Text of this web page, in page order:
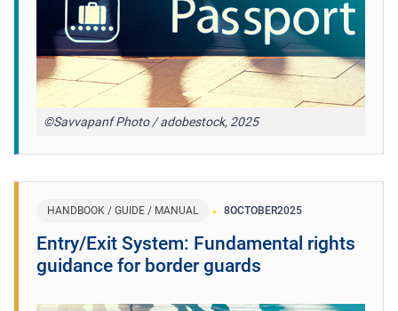
©Savvapanf Photo / adobestock, 2025
HANDBOOK / GUIDE / MANUAL 8OCTOBER2025
Entry/Exit System: Fundamental rights
guidance for border guards